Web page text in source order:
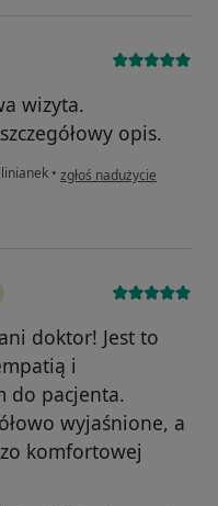
wizyta.
opis.
• w opinii użytkownika AK
zgłoś nadużycie
doktor! Jest to
i
do pacjenta.
wyjaśnione, a
komfortowej